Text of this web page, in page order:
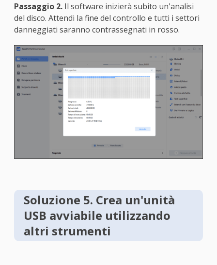
Passaggio 2. Il software inizierà subito un'analisi
del disco. Attendi la fine del controllo e tutti i settori
danneggiati saranno contrassegnati in rosso.
Soluzione 5. Crea un'unità
USB avviabile utilizzando
altri strumenti